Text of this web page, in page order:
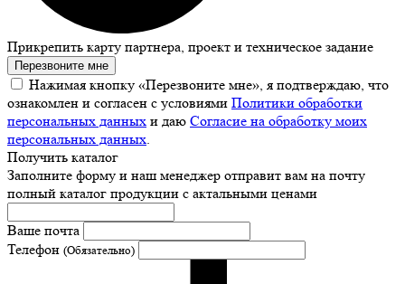
Прикрепить карту партнера, проект и техническое задание
Перезвоните мне
Нажимая кнопку «Перезвоните мне», я подтверждаю, что
ознакомлен и согласен с условиями Политики обработки
персональных данных и даю Согласие на обработку моих
персональных данных
Получить каталог
Заполните форму и наш менеджер отправит вам на почту
полный каталог продукции с актальными ценами
Ваше почта
Телефон (Обязательно)